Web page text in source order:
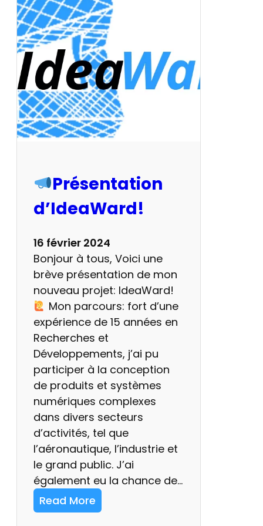
l
e
d
’
a
l
i
m
t
a
t
o
n
U
S
B
1
2
V
/
2
4
V
d
c
Présentation
d’IdeaWard!
16 février 2024
Bonjour à tous, Voici une
brève présentation de mon
nouveau projet: IdeaWard!
Mon parcours: fort d’une
expérience de 15 années en
Recherches et
Développements, j’ai pu
participer à la conception
de produits et systèmes
numériques complexes
dans divers secteurs
d’activités, tel que
l’aéronautique, l’industrie et
le grand public. J’ai
également eu la chance de…
Read More
: